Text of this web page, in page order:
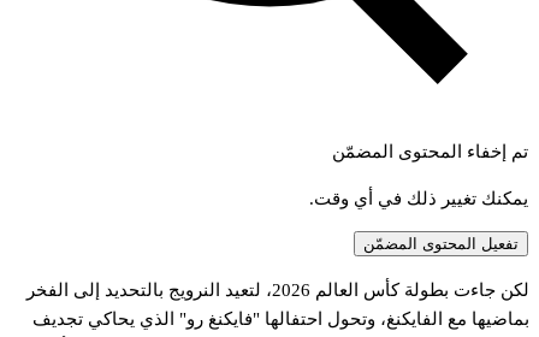
تم إخفاء المحتوى المضمّن
يمكنك تغيير ذلك في أي وقت.
تفعيل المحتوى المضمّن
لكن جاءت بطولة كأس العالم 2026، لتعيد النرويج بالتحديد إلى الفخر
بماضيها مع الفايكنغ، وتحول احتفالها "فايكنغ رو" الذي يحاكي تجديف